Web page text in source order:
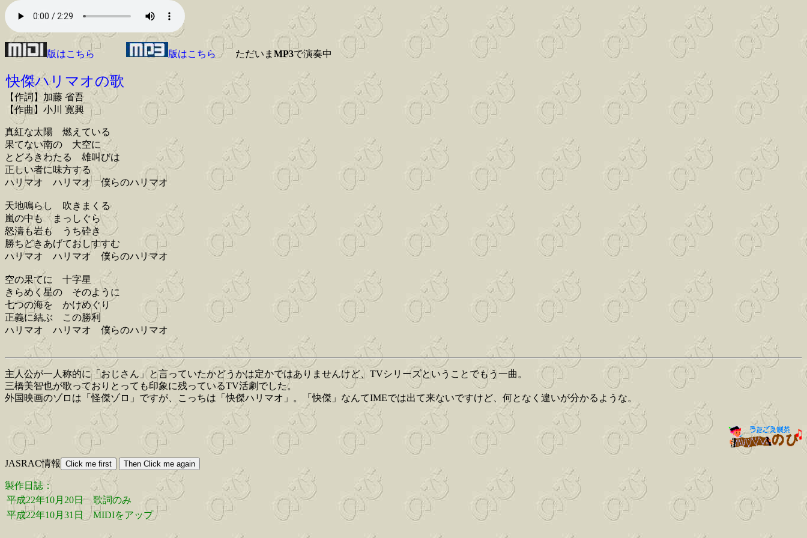
版はこちら 版はこちらただいま MP3で演奏中
快傑ハリマオの歌
【作詞】加藤 省吾
【作曲】小川 寛興
真紅な太陽 燃えている
果てない南の 大空に
とどろきわたる 雄叫びは
正しい者に味方する
ハリマオ ハリマオ 僕らのハリマオ
天地鳴らし 吹きまくる
嵐の中も まっしぐら
怒濤も岩も うち砕き
勝ちどきあげておしすすむ
ハリマオ ハリマオ 僕らのハリマオ
空の果てに 十字星
きらめく星の そのように
七つの海を かけめぐり
正義に結ぶ この勝利
ハリマオ ハリマオ 僕らのハリマオ
主人公が一人称的に「おじさん」と言っていたかどうかは定かではありませんけど、TVシリーズということでもう一曲。
三橋美智也が歌っておりとっても印象に残っているTV活劇でした。
外国映画のゾロは「怪傑ゾロ」ですが、こっちは「快傑ハリマオ」。「快傑」なんてIMEでは出て来ないですけど、何となく違いが分かるような。
JASRAC情報
製作日誌：
平成22年10月20日
歌詞のみ
平成22年10月31日
MIDIをアップ